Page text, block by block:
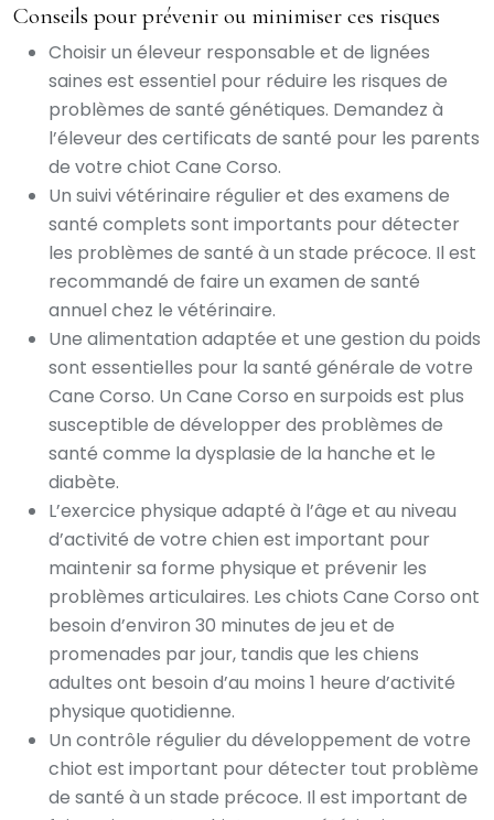
Conseils pour prévenir ou minimiser ces risques
Choisir un éleveur responsable et de lignées
saines est essentiel pour réduire les risques de
problèmes de santé génétiques. Demandez à
l’éleveur des certificats de santé pour les parents
de votre chiot Cane Corso.
Un suivi vétérinaire régulier et des examens de
santé complets sont importants pour détecter
les problèmes de santé à un stade précoce. Il est
recommandé de faire un examen de santé
annuel chez le vétérinaire.
Une alimentation adaptée et une gestion du poids
sont essentielles pour la santé générale de votre
Cane Corso. Un Cane Corso en surpoids est plus
susceptible de développer des problèmes de
santé comme la dysplasie de la hanche et le
diabète.
L’exercice physique adapté à l’âge et au niveau
d’activité de votre chien est important pour
maintenir sa forme physique et prévenir les
problèmes articulaires. Les chiots Cane Corso ont
besoin d’environ 30 minutes de jeu et de
promenades par jour, tandis que les chiens
adultes ont besoin d’au moins 1 heure d’activité
physique quotidienne.
Un contrôle régulier du développement de votre
chiot est important pour détecter tout problème
de santé à un stade précoce. Il est important de